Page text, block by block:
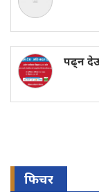
पढ्न
फिचर